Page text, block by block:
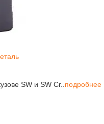
SW и SW Cr.. подробнее